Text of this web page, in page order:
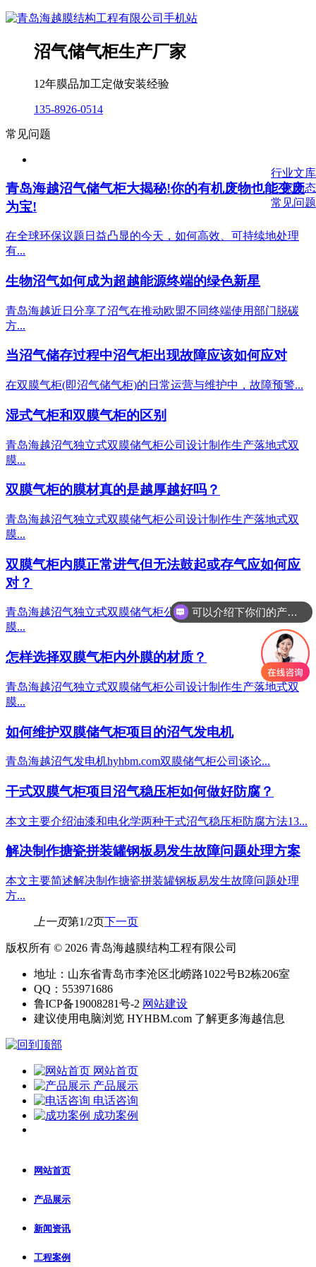
沼气储气柜生产厂家
12年膜品加工定做安装经验
135-8926-0514
常见问题
行业文库
厂家动态
常见问题
青岛海越沼气储气柜大揭秘!你的有机废物也能变废
为宝!
在全球环保议题日益凸显的今天，如何高效、可持续地处理
有...
生物沼气如何成为超越能源终端的绿色新星
青岛海越近日分享了沼气在推动欧盟不同终端使用部门脱碳
方...
当沼气储存过程中沼气柜出现故障应该如何应对
在双膜气柜(即沼气储气柜)的日常运营与维护中，故障预警...
湿式气柜和双膜气柜的区别
青岛海越沼气独立式双膜储气柜公司设计制作生产落地式双
膜...
双膜气柜的膜材真的是越厚越好吗？
青岛海越沼气独立式双膜储气柜公司设计制作生产落地式双
膜...
双膜气柜内膜正常进气但无法鼓起或存气应如何应
对？
青岛海越沼气独立式双膜储气柜公司设计制作生产落地式双
膜...
怎样选择双膜气柜内外膜的材质？
青岛海越沼气独立式双膜储气柜公司设计制作生产落地式双
膜...
如何维护双膜储气柜项目的沼气发电机
青岛海越沼气发电机hyhbm.com双膜储气柜公司谈论...
干式双膜气柜项目沼气稳压柜如何做好防腐？
本文主要介绍油漆和电化学两种干式沼气稳压柜防腐方法13...
解决制作搪瓷拼装罐钢板易发生故障问题处理方案
本文主要简述解决制作搪瓷拼装罐钢板易发生故障问题处理
方...
上一页第1/2页下一页
版权所有 © 2026 青岛海越膜结构工程有限公司
地址：山东省青岛市李沧区北崂路1022号B2栋206室
QQ：553971686
鲁ICP备19008281号-2 网站建设
建议使用电脑浏览 HYHBM.com 了解更多海越信息
网站首页
产品展示
电话咨询
成功案例
网站首页
产品展示
新闻资讯
工程案例
可以介绍下你们的产品么？